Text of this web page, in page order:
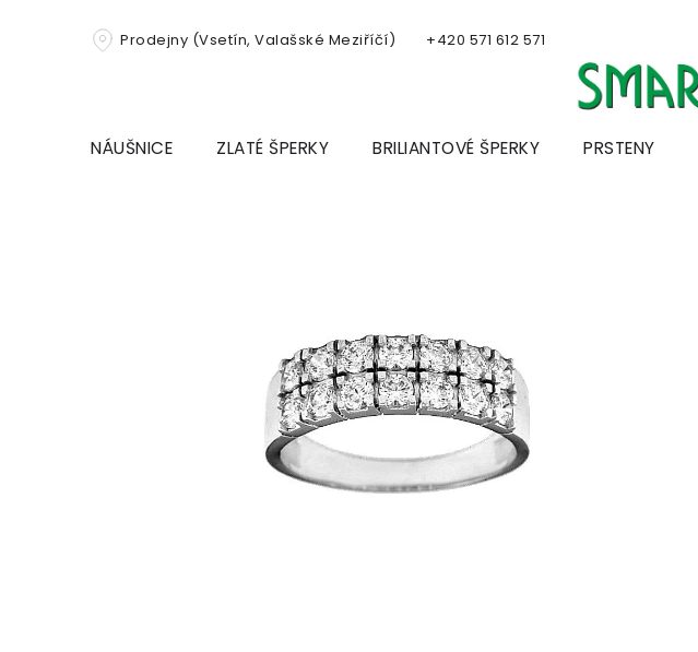
Prodejny (Vsetín, Valašské Meziříčí) +420 571 612 571
NÁUŠNICE ZLATÉ ŠPERKY BRILIANTOVÉ ŠPERKY PRSTENY